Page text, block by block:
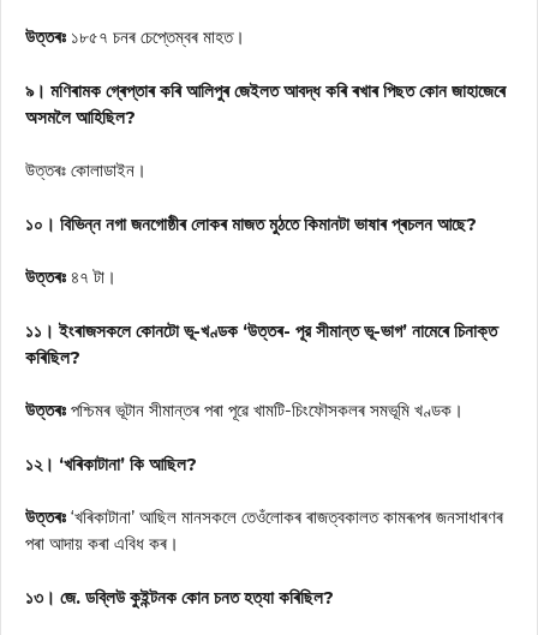
উত্তৰঃ ১৮৫৭ চনৰ চেপ্তেম্বৰ মাহত।
৯। মণিৰামক গ্ৰেপ্তাৰ কৰি আলিপুৰ জেইলত আবদ্ধ কৰি ৰখাৰ পিছত কোন জাহাজেৰে
অসমলৈ আহিছিল?
উত্তৰঃ কোলাডাইন।
১০। বিভিন্ন নগা জনগোষ্ঠীৰ লোকৰ মাজত মুঠতে কিমানটা ভাষাৰ প্ৰচলন আছে?
উত্তৰঃ ৪৭ টা।
১১। ইংৰাজসকলে কোনটো ভূ-খণ্ডক ‘উত্তৰ- পূর সীমান্ত ভূ-ভাগ’ নামেৰে চিনাক্ত
কৰিছিল?
উত্তৰঃ পশ্চিমৰ ভূটান সীমান্তৰ পৰা পূৱে খামটি-চিংফৌসকলৰ সমভূমি খণ্ডক।
১২। ‘খৰিকাটানা’ কি আছিল?
উত্তৰঃ ‘খৰিকাটানা’ আছিল মানসকলে তেওঁলোকৰ ৰাজত্বকালত কামৰূপৰ জনসাধাৰণৰ
পৰা আদায় কৰা এবিধ কৰ।
১৩। জে. ডব্লিউ কুইন্টনক কোন চনত হত্যা কৰিছিল?